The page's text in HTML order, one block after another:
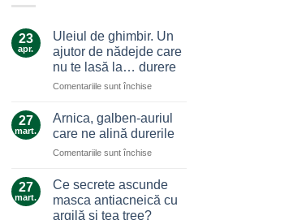
23
apr.
Uleiul de ghimbir. Un
ajutor de nădejde care
nu te lasă la… durere
Comentariile sunt închisepentru
de
ghimbir.
Un
ajutor
nădejde
care
nu
27
mart.
Arnica, galben-auriul
care ne alină durerile
Comentariile sunt închisepentru
galben-
auriul
care
27
mart.
Ce secrete ascunde
masca antiacneică cu
argilă și tea tree?